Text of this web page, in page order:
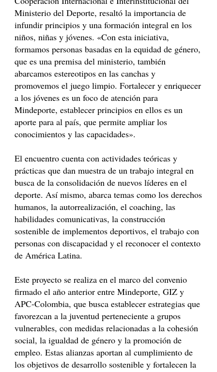
Ministerio del Deporte, resaltó la importancia de
infundir principios y una formación integral en los
niños, niñas y jóvenes. «Con esta iniciativa,
formamos personas basadas en la equidad de género,
que es una premisa del ministerio, también
abarcamos estereotipos en las canchas y
promovemos el juego limpio. Fortalecer y enriquecer
a los jóvenes es un foco de atención para
Mindeporte, establecer principios en ellos es un
aporte para al país, que permite ampliar los
conocimientos y las capacidades».
El encuentro cuenta con actividades teóricas y
prácticas que dan muestra de un trabajo integral en
busca de la consolidación de nuevos líderes en el
deporte. Así mismo, abarca temas como los derechos
humanos, la autorrealización, el coaching, las
habilidades comunicativas, la construcción
sostenible de implementos deportivos, el trabajo con
personas con discapacidad y el reconocer el contexto
de América Latina.
Este proyecto se realiza en el marco del convenio
firmado el año anterior entre Mindeporte, GIZ y
APC-Colombia, que busca establecer estrategias que
favorezcan a la juventud perteneciente a grupos
vulnerables, con medidas relacionadas a la cohesión
social, la igualdad de género y la promoción de
empleo. Estas alianzas aportan al cumplimiento de
los objetivos de desarrollo sostenible y fortalecen la